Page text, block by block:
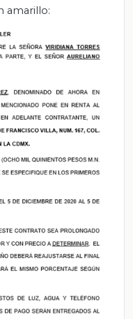
amarillo: